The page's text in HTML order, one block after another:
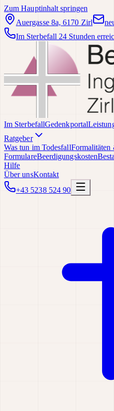
Zum Hauptinhalt springen
Auergasse 8a, 6170 Zirl
Im Sterbefall 24 Stunden
Im SterbefallGedenkportal
Ratgeber
Was tun im TodesfallFormalitäten
FormulareBeerdigungskosten
Hilfe
Über unsKontakt
+43 5238 524 90